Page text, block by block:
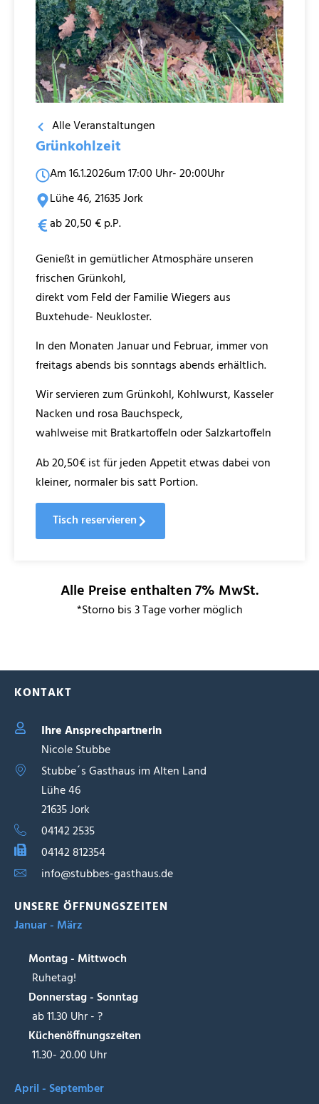
Alle Veranstaltungen
Grünkohlzeit
Am 16.1.2026um 17:00 Uhr- 20:00Uhr
Lühe 46, 21635 Jork
ab 20,50 € p.P.
Genießt in gemütlicher Atmosphäre unseren
frischen Grünkohl,
direkt vom Feld der Familie Wiegers aus
Buxtehude- Neukloster.
In den Monaten Januar und Februar, immer von
freitags abends bis sonntags abends erhältlich.
Wir servieren zum Grünkohl, Kohlwurst, Kasseler
Nacken und rosa Bauchspeck,
wahlweise mit Bratkartoffeln oder Salzkartoffeln
Ab 20,50€ ist für jeden Appetit etwas dabei von
kleiner, normaler bis satt Portion.
Tisch reservieren
Alle Preise enthalten 7% MwSt.
*Storno bis 3 Tage vorher möglich
KONTAKT
Ihre Ansprechpartnerin
Nicole Stubbe
Stubbe´s Gasthaus im Alten Land
Lühe 46
21635 Jork
04142 2535
04142 812354
info@stubbes-gasthaus.de
UNSERE ÖFFNUNGSZEITEN
Januar - März
Montag - Mittwoch
Ruhetag!
Donnerstag - Sonntag
ab 11.30 Uhr - ?
Küchenöffnungszeiten
11.30- 20.00 Uhr
April - September